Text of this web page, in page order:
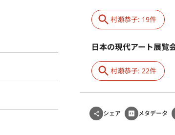
村瀬恭子: 19件
日本の現代アート展覧
村瀬恭子: 22件
シェア メタデータ